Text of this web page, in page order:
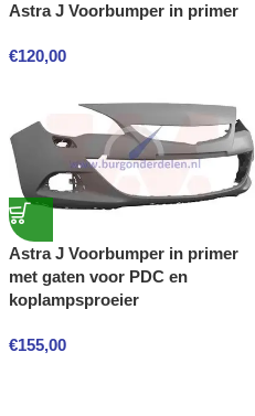
Astra J Voorbumper in primer
€120,00
Astra J Voorbumper in primer
met gaten voor PDC en
koplampsproeier
€155,00